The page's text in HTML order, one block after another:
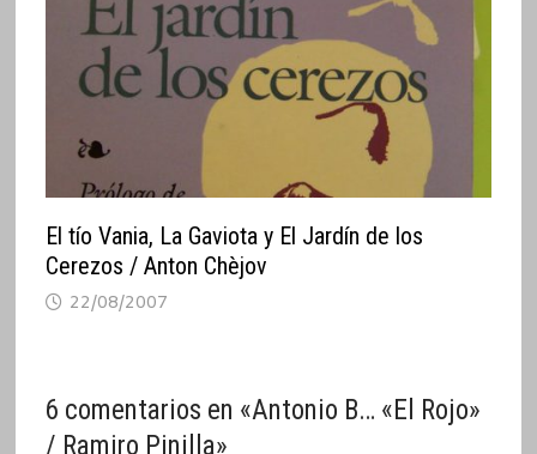
El tío Vania, La Gaviota y El Jardín de los
Cerezos / Anton Chèjov
22/08/2007
6 comentarios en «Antonio B… «El Rojo»
/ Ramiro Pinilla»